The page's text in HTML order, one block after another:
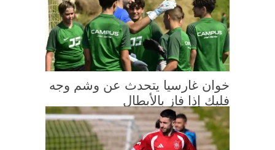
خوان غارسيا يتحدث عن وشم وجه
فليك إذا فاز بالأبطال